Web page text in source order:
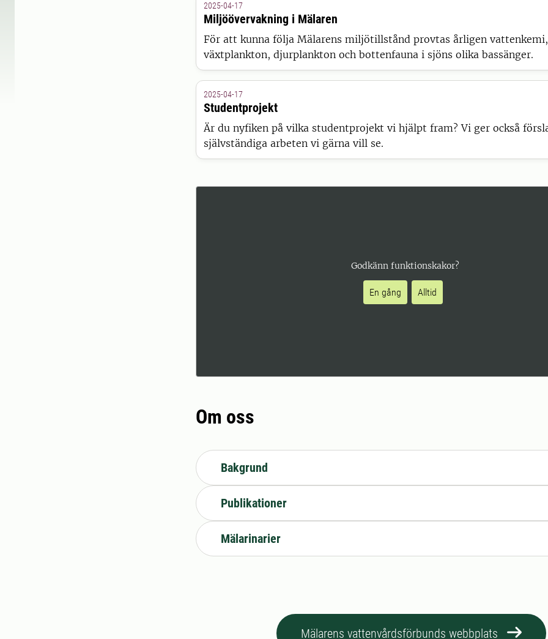
2025-04-17
Miljöövervakning i Mälaren
För att kunna följa Mälarens miljötillstånd provtas årligen vattenkemi,
växtplankton, djurplankton och bottenfauna i sjöns olika bassänger.
2025-04-17
Studentprojekt
Är du nyfiken på vilka studentprojekt vi hjälpt fram? Vi ger också
självständiga arbeten vi gärna vill se.
Godkänn funktionskakor?
En gång Alltid
Om oss
Bakgrund
Publikationer
Mälarinarier
Mälarens vattenvårdsförbunds webbplats